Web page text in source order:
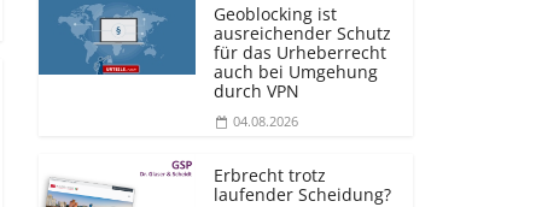
Geoblocking ist
ausreichender Schutz
für das Urheberrecht
auch bei Umgehung
durch VPN
04.08.2026
Erbrecht trotz
laufender Scheidung?